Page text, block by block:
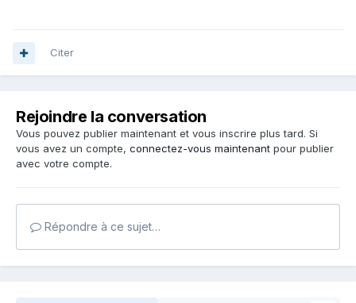
Citer
Rejoindre la conversation
Vous pouvez publier maintenant et vous inscrire plus tard. Si
vous avez un compte, connectez-vous maintenant pour publier
avec votre compte.
Répondre à ce sujet…